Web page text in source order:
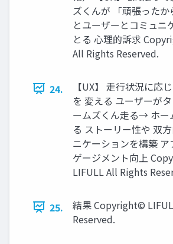
ズくんが 「頑張ったか
とユーザーとコミュニ
とる 心理的訴求
All Rights Reserved.
24.
【UX】 走行状況に応
を 変える ユーザーが
ームズくん走る→ ホー
る ストーリー性や 双
ニケーションを構築
ゲージメント向上
LIFULL All Rights
25.
結果 Copyright©
Reserved.